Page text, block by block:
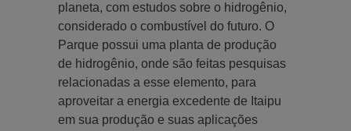
planeta, com estudos sobre o hidrogênio,
considerado o combustível do futuro. O
Parque possui uma planta de produção
de hidrogênio, onde são feitas pesquisas
relacionadas a esse elemento, para
aproveitar a energia excedente de Itaipu
em sua produção e suas aplicações